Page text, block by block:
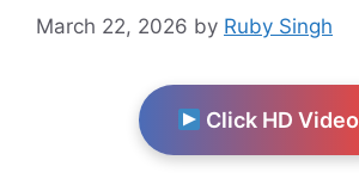
March 22, 2026 by Ruby Singh
Click HD Video